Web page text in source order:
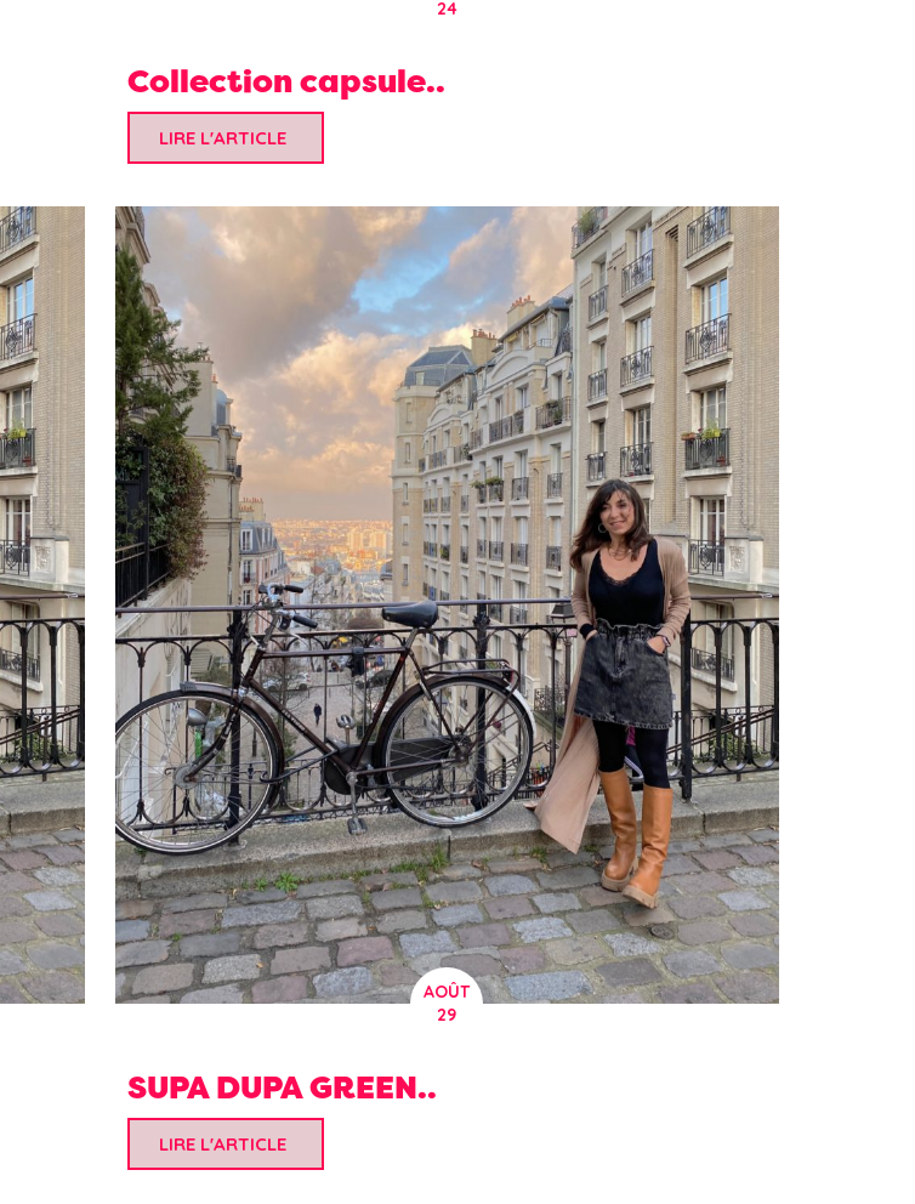
24
Collection capsule..
LIRE L'ARTICLE
AOÛT
29
SUPA DUPA GREEN..
LIRE L'ARTICLE